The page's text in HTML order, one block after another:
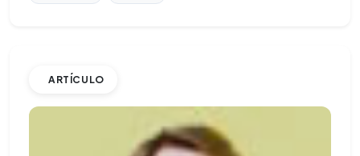
ARTÍCULO